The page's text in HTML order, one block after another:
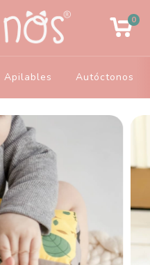
0
Apilables Autóctonos